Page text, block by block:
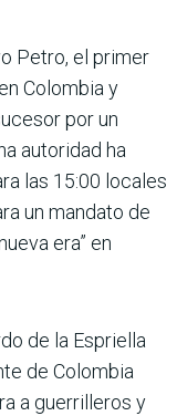
Petro, el primer
Colombia y
por un
autoridad ha
las 15:00 locales
un mandato de
era” en
de la Espriella
de Colombia
a guerrilleros y